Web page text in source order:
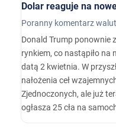
Dolar reaguje na
Poranny komentarz
Donald Trump ponownie
rynkiem, co nastąpiło na
datą 2 kwietnia. W
nałożenia ceł
Zjednoczonych, ale już
ogłasza 25 cła na